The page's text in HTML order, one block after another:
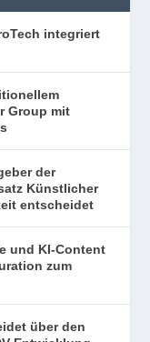
integriert
Group mit
der
Künstlicher
entscheidet
und KI-Content
zum
über den